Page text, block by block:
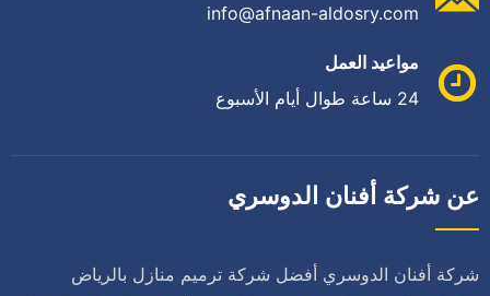
info@afnaan-aldosry.com
مواعيد العمل
24 ساعة طوال أيام الأسبوع
عن شركة أفنان الدوسري
شركة أفنان الدوسري أفضل شركة ترميم منازل بالرياض